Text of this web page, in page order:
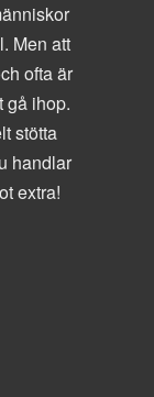
Men att
ofta är
gå ihop.
stötta
handlar
extra!